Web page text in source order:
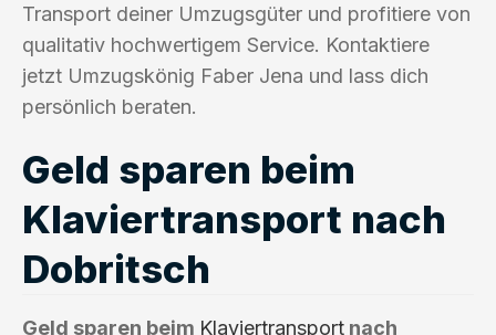
Transport deiner Umzugsgüter und profitiere von
qualitativ hochwertigem Service. Kontaktiere
jetzt Umzugskönig Faber Jena und lass dich
persönlich beraten.
Geld sparen beim
Klaviertransport nach
Dobritsch
Geld sparen beim Klaviertransport nach